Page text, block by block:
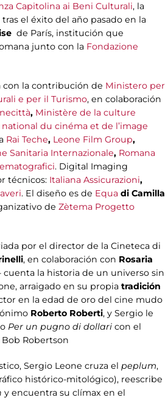
Capitolina ai Beni Culturali, la
el éxito del año pasado en la
de París, institución que
junto con la Fondazione
con la contribución de Ministero per
e per il Turismo, en colaboración
, Ministère de la culture
national du cinéma et de l’image
Rai Teche, Leone Film Group,
Sanitaria Internazionale, Romana
. Digital Imaging
técnicos: Italiana Assicurazioni,
. El diseño es de Equa di Camilla
de Zètema Progetto
por el director de la Cineteca di
, en colaboración con Rosaria
cuenta la historia de un universo sin
arraigado en su propia tradición
en la edad de oro del cine mudo
Roberto Roberti, y Sergio le
Per un pugno di dollari con el
Robertson
Sergio Leone cruza el peplum,
histórico-mitológico), reescribe
y encuentra su clímax en el